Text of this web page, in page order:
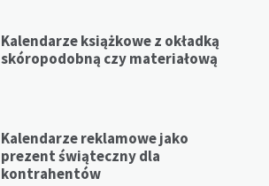
Kalendarze książkowe z okładką
skóropodobną czy materiałową
Kalendarze reklamowe jako
prezent świąteczny dla
kontrahentów